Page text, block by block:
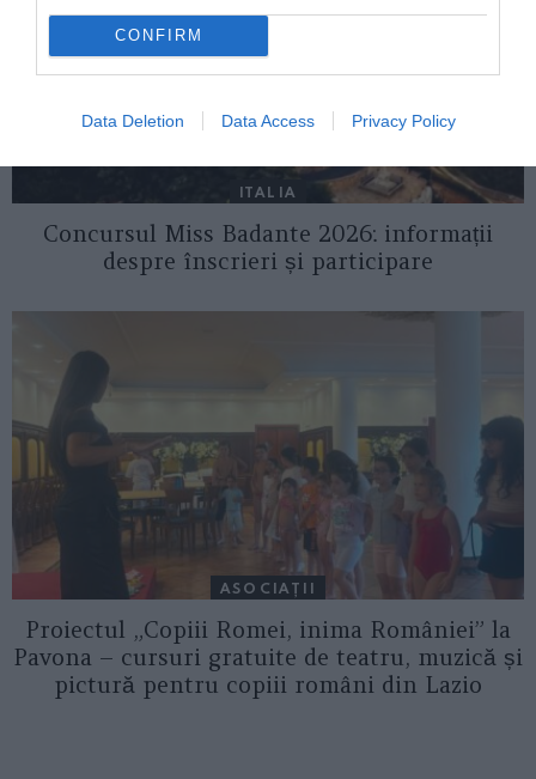
CONFIRM
Data Deletion Data Access Privacy Policy
ITALIA
Concursul Miss Badante 2026: informații
despre înscrieri și participare
ASOCIAŢII
Proiectul „Copiii Romei, inima României” la
Pavona – cursuri gratuite de teatru, muzică și
pictură pentru copiii români din Lazio